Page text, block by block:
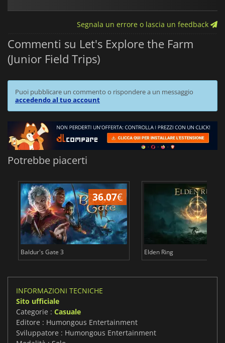
Segnala un errore o lascia un feedback
Commenti su Let's Explore the Farm
(Junior Field Trips)
Puoi pubblicare un commento o rispondere a un messaggio
accedendo al tuo account
Potrebbe piacerti
36.07€
Baldur's Gate 3 Elden Ring
INFORMAZIONI TECNICHE
Sito ufficiale
Categorie : Casuale
Editore : Humongous Entertainment
Sviluppatore : Humongous Entertainment